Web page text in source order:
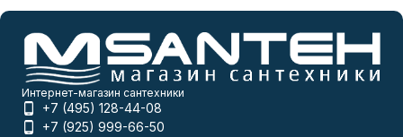
Интернет-магазин сантехники
+7 (495) 128-44-08
+7 (925) 999-66-50